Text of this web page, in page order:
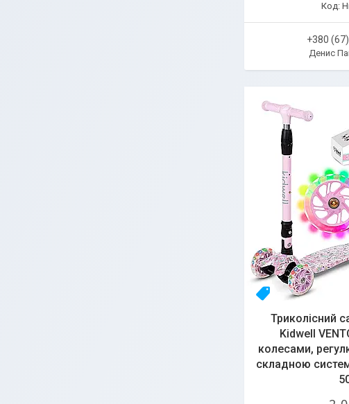
+380
Денис
Триколісний
Kidwell
колесами,
складною